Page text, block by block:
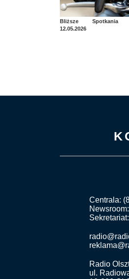
Bliższe Spotkania
12.05.2026
Centrala:
Radio
ul.